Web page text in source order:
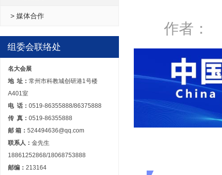
> 媒体合作
组委会联络处
名大会展
地 址： 常州市科教城创研港1号楼
A401室
电 话： 0519-86355888/86375888
传 真： 0519-86355888
邮 箱： 524494636@qq.com
联系人： 金先生
18861252868/18068753888
邮编： 213164
作者：